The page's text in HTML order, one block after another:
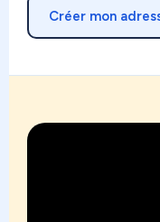
Créer mon